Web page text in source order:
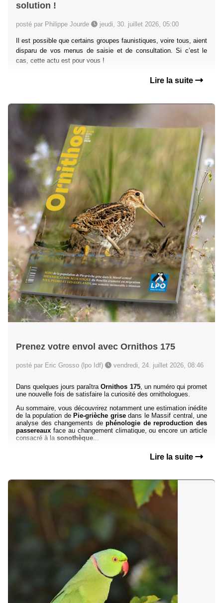
solution !
posté par Philippe Jourde jeudi, 30. juillet 2026, 05:00
Il est possible que certains groupes faunistiques, voire tous, aient
disparu de vos menus de saisie et de consultation. Si c’est le
cas, cette actu est pour vous !
Lire la suite
Prenez votre envol avec Ornithos 175
posté par Eric Grosso (lpo Idf) vendredi, 24. juillet 2026, 08:46
Dans quelques jours paraîtraOrnithos 175, un numéro qui promet
une nouvelle fois de satisfaire la curiosité des ornithologues.
Au sommaire, vous découvrirez notamment une estimation inédite
de la population de Pie-grièche grisedans le Massif central, une
analyse des changements dephénologie de reproduction des
passereaux face au changement climatique, ou encore un article
consacré à la sonothèque...
Lire la suite